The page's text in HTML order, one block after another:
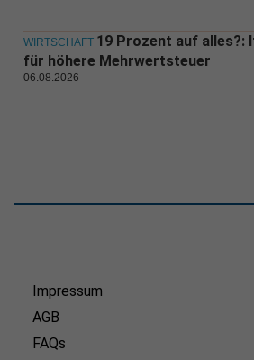
WIRTSCHAFT 19 Prozent auf alles?:
für höhere Mehrwertsteuer
06.08.2026
Impressum
AGB
FAQs